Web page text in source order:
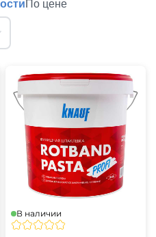
По цене
В наличии